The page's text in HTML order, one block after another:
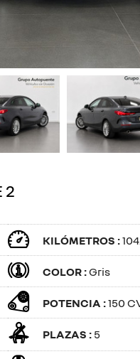
2
KILÓMETROS :
COLOR :Gris
POTENCIA :150
PLAZAS : 5